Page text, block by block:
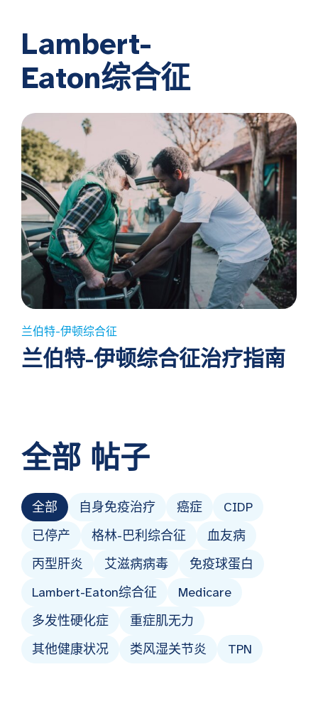
Lambert-
Eaton综合征
兰伯特-伊顿综合征
兰伯特-伊顿综合征治疗指南
全部 帖子
全部 自身免疫治疗 癌症
CIDP
已停产
格林-巴利综合征
血友病
丙型肝炎
艾滋病病毒
免疫球蛋白
Lambert-Eaton综合征
Medicare
多发性硬化症
重症肌无力
其他健康状况
类风湿关节炎 TPN